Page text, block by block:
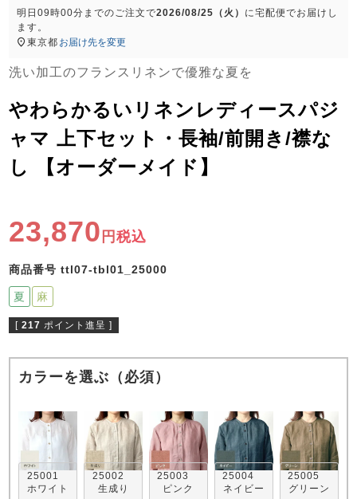
売れ筋ランキング
- Item Ranking -
すべての季節のパジャマ一覧はこちら
すべてのキッ
パジャマ
き
り
単品
ン単品
単品
ン単品
明日09時00分 までのご注文で2026/08/25（火） に宅配便でお届けし
ます。
東京都 お届け先を変更
洗い加工のフランスリネンで優雅な夏を
やわらかるいリネンレディースパジ
ャマ 上下セット・長袖/前開き/襟な
し 【オーダーメイド】
23,870 税込
商品番号 ttl07-tbl01_25000
夏 麻
[ 217 ポイント進呈 ]
カラーを選ぶ（必須）
25001
ホワイト
25002
生成り
25003
ピンク
25004
ネイビー
25005
グリーン